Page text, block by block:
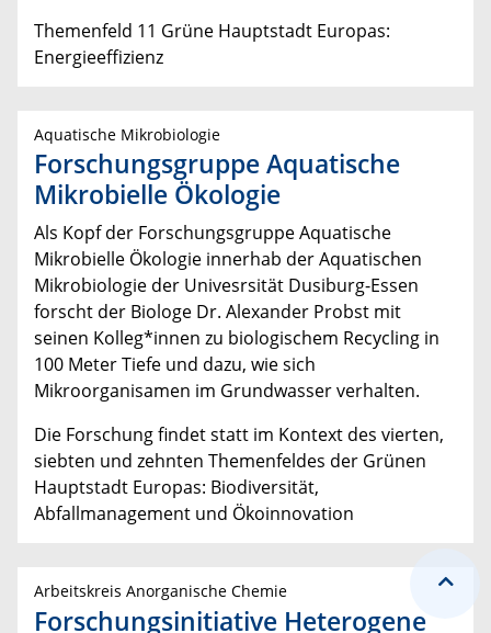
Themenfeld 11 Grüne Hauptstadt Europas:
Energieeffizienz
Aquatische Mikrobiologie
Forschungsgruppe Aquatische
Mikrobielle Ökologie
Als Kopf der Forschungsgruppe Aquatische
Mikrobielle Ökologie innerhab der Aquatischen
Mikrobiologie der Univesrsität Dusiburg-Essen
forscht der Biologe Dr. Alexander Probst mit
seinen Kolleg*innen zu biologischem Recycling in
100 Meter Tiefe und dazu, wie sich
Mikroorganisamen im Grundwasser verhalten.
Die Forschung findet statt im Kontext des vierten,
siebten und zehnten Themenfeldes der Grünen
Hauptstadt Europas: Biodiversität,
Abfallmanagement und Ökoinnovation
Arbeitskreis Anorganische Chemie
Forschungsinitiative Heterogene